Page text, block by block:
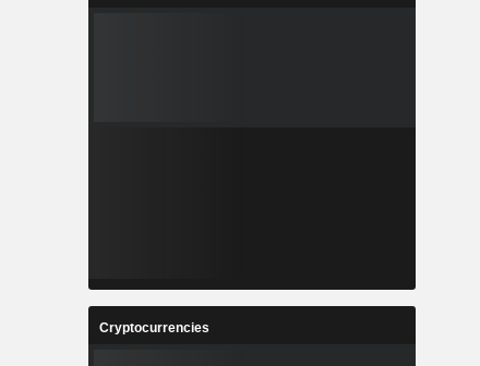
Cryptocurrencies